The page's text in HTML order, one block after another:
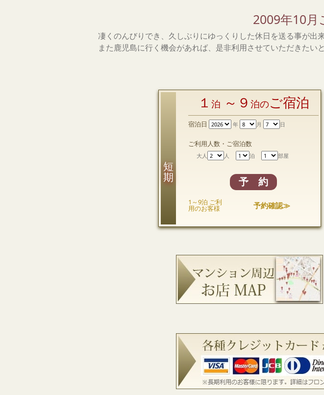
2009年10月
凄くのんびりでき、久しぶりにゆっくりした休日を送る事が出来
また鹿児島に行く機会があれば、是非利用させていただきたい
１ 泊 ～９ 泊のご宿泊
宿泊日 年 月 日
ご利用人数・ご宿泊数
大人 人 泊 部屋
予 約
1～9泊 ご利
用のお客様 予約確認≫